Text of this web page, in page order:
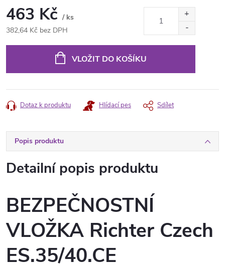
463 Kč / ks
382,64 Kč bez DPH
VLOŽIT DO KOŠÍKU
Dotaz k produktu Hlídací pes Sdílet
Popis produktu
Detailní popis produktu
BEZPEČNOSTNÍ
VLOŽKA Richter Czech
ES.35/40.CE